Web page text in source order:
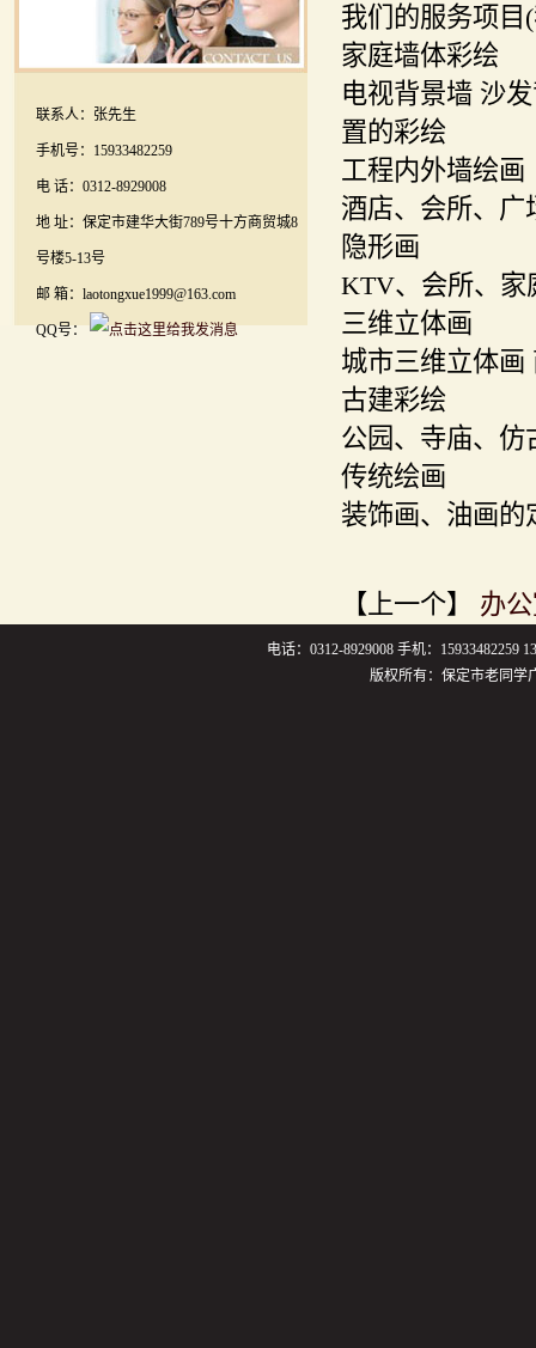
联系人：张先生
手机号：15933482259
电 话：0312-8929008
地 址：保定市建华大街789号十方商贸城8
号楼5-13号
邮 箱：laotongxue1999@163.com
QQ号：
我们的服务项目
家庭墙体彩绘
电视背景墙 沙
置的彩绘
工程内外墙绘画
酒店、会所、广
隐形画
KTV、会所、家
三维立体画
城市三维立体画
古建彩绘
公园、寺庙、仿
传统绘画
装饰画、油画的
【上一个】 办
电话：0312-8929008 手机：15933482259
版权所有：保定市老同学